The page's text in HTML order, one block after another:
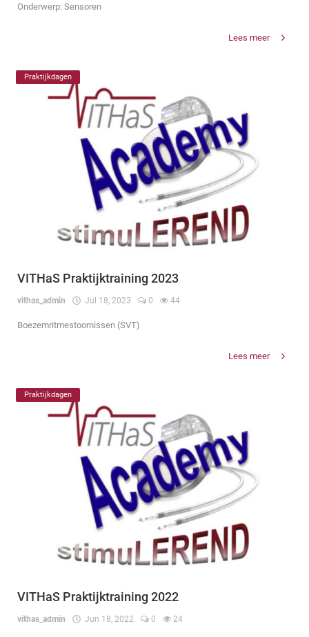
Onderwerp: Sensoren
Lees meer
Praktijkdagen
VITHaS Praktijktraining 2023
vithas_admin Jul 18, 2023 0 44
Boezemritmestoornissen (SVT)
Lees meer
Praktijkdagen
VITHaS Praktijktraining 2022
vithas_admin Jun 18, 2022 0 24